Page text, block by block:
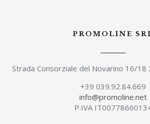
PROMOLINE
Strada Consorziale del Novarino 16/18
+39 039.92.84.669
info@promoline.net
P.IVA